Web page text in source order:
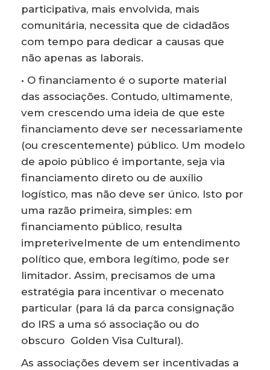
participativa, mais envolvida, mais
comunitária, necessita que de cidadãos
com tempo para dedicar a causas que
não apenas as laborais.
• O financiamento é o suporte material
das associações. Contudo, ultimamente,
vem crescendo uma ideia de que este
financiamento deve ser necessariamente
(ou crescentemente) público. Um modelo
de apoio público é importante, seja via
financiamento direto ou de auxílio
logístico, mas não deve ser único. Isto por
uma razão primeira, simples: em
financiamento público, resulta
impreterivelmente de um entendimento
político que, embora legítimo, pode ser
limitador. Assim, precisamos de uma
estratégia para incentivar o mecenato
particular (para lá da parca consignação
do IRS a uma só associação ou do
obscuro Golden Visa Cultural).
As associações devem ser incentivadas a